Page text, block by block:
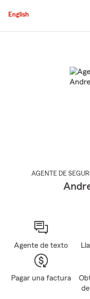
English
AGENTE DE
Agente de texto
Pagar una factura